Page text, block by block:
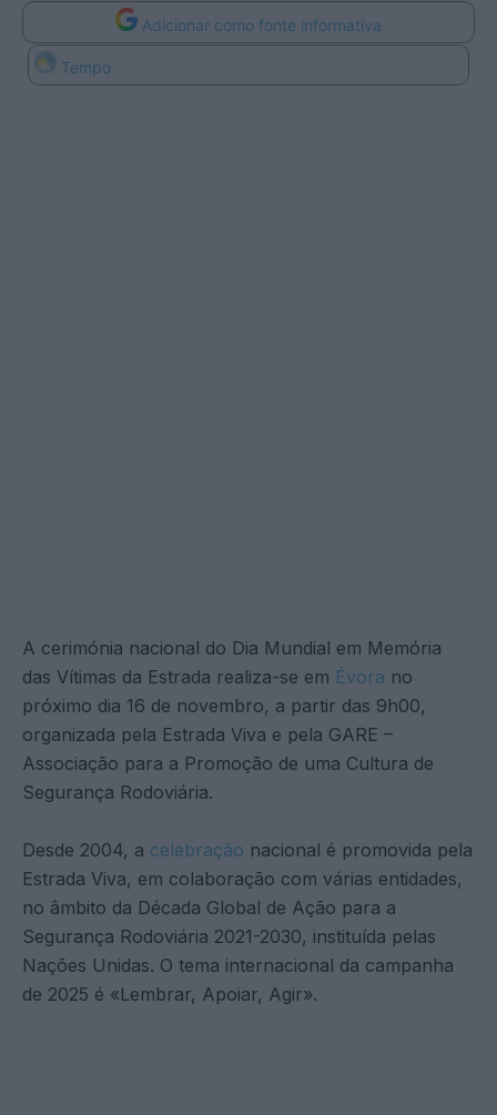
Adicionar como fonte informativa
Tempo
A cerimónia nacional do Dia Mundial em Memória
das Vítimas da Estrada realiza-se em Évora no
próximo dia 16 de novembro, a partir das 9h00,
organizada pela Estrada Viva e pela GARE –
Associação para a Promoção de uma Cultura de
Segurança Rodoviária.
Desde 2004, a celebração nacional é promovida pela
Estrada Viva, em colaboração com várias entidades,
no âmbito da Década Global de Ação para a
Segurança Rodoviária 2021-2030, instituída pelas
Nações Unidas. O tema internacional da campanha
de 2025 é «Lembrar, Apoiar, Agir».